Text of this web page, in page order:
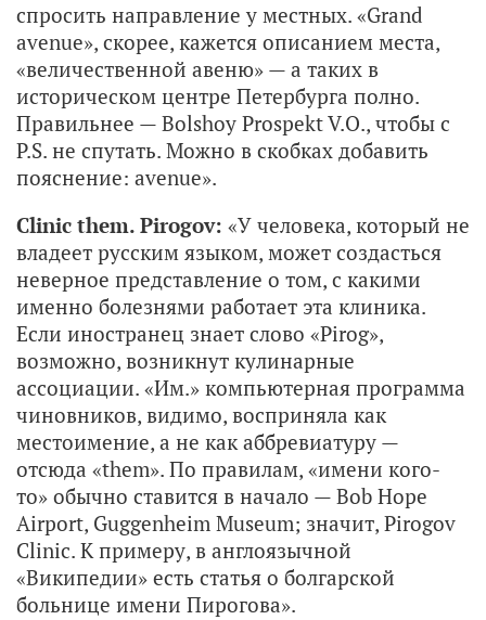
спросить направление у местных. «Grand
avenue», скорее, кажется описанием места,
«величественной авеню» — а таких в
историческом центре Петербурга полно.
Правильнее — Bolshoy Prospekt V.O., чтобы с
P.S. не спутать. Можно в скобках добавить
пояснение: avenue».
Clinic them. Pirogov: «У человека, который не
владеет русским языком, может создасться
неверное представление о том, с какими
именно болезнями работает эта клиника.
Если иностранец знает слово «Pirog»,
возможно, возникнут кулинарные
ассоциации. «Им.» компьютерная программа
чиновников, видимо, восприняла как
местоимение, а не как аббревиатуру —
отсюда «them». По правилам, «имени кого-
то» обычно ставится в начало — Bob Hope
Airport, Guggenheim Museum; значит, Pirogov
Clinic. К примеру, в англоязычной
«Википедии» есть статья о болгарской
больнице имени Пирогова».